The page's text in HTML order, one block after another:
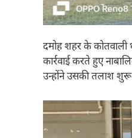
दमोह शहर के कोतवाली
कार्रवाई करते हुए
उन्होंने उसकी तलाश